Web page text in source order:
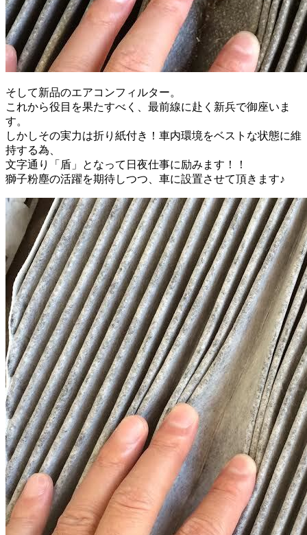
そして新品のエアコンフィルター。
これから役目を果たすべく、最前線に赴く新兵で御座いま
す。
しかしその実力は折り紙付き！車内環境をベストな状態に維
持する為、
文字通り「盾」となって日夜仕事に励みます！！
獅子粉塵の活躍を期待しつつ、車に設置させて頂きます♪